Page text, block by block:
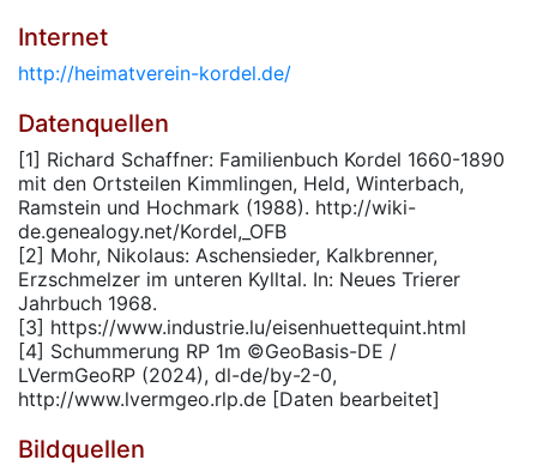
Internet
http://heimatverein-kordel.de/
Datenquellen
[1] Richard Schaffner: Familienbuch Kordel 1660-1890
mit den Ortsteilen Kimmlingen, Held, Winterbach,
Ramstein und Hochmark (1988). http://wiki-
de.genealogy.net/Kordel,_OFB
[2] Mohr, Nikolaus: Aschensieder, Kalkbrenner,
Erzschmelzer im unteren Kylltal. In: Neues Trierer
Jahrbuch 1968.
[3] https://www.industrie.lu/eisenhuettequint.html
[4] Schummerung RP 1m ©GeoBasis-DE /
LVermGeoRP (2024), dl-de/by-2-0,
http://www.lvermgeo.rlp.de [Daten bearbeitet]
Bildquellen